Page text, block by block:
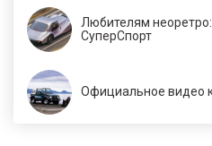
Любителям
СуперСпорт
Официальное видео